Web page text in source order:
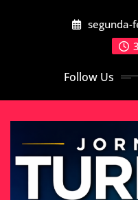
segunda-
Follow Us